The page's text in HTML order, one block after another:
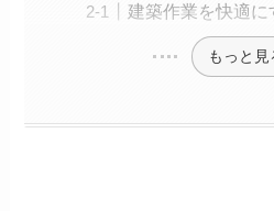
建築作業を快適
もっと見